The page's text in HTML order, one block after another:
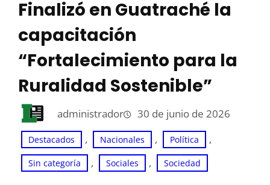
Finalizó en Guatraché la
capacitación
“Fortalecimiento para la
Ruralidad Sostenible”
administrador 30 de junio de 2026
Destacados , Nacionales , Política ,
Sin categoría , Sociales , Sociedad